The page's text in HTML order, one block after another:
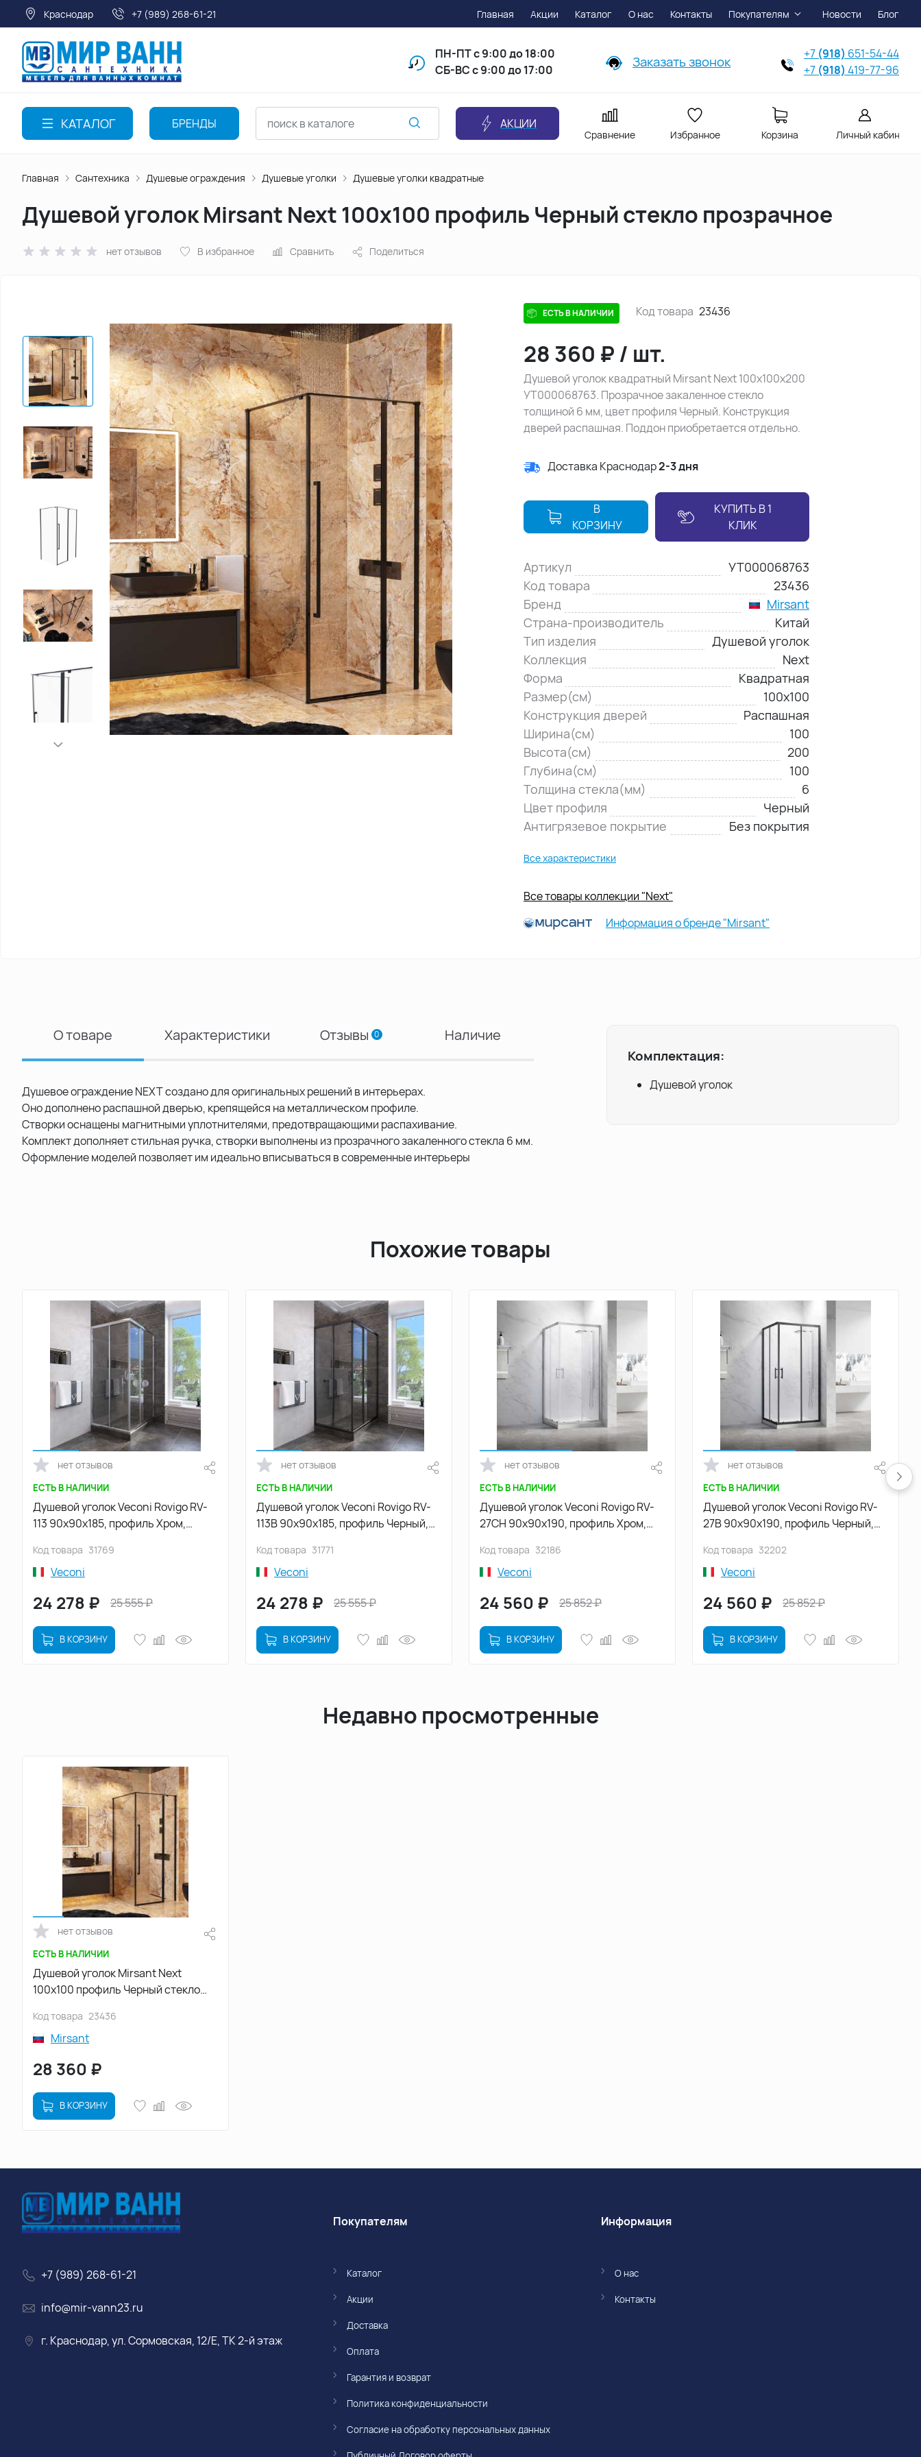
Краснодар +7 (989) 268-61-21 Главная Акции Каталог О нас Контакты Покупателям Новости Блог
ПН-ПТс 9:00 до 18:00
СБ-ВС с 9:00 до 17:00
Заказать звонок +7 (918) 651-54-44
+7 (918) 419-77-96
КАТАЛОГ БРЕНДЫ АКЦИИ
Сравнение Избранное Корзина Личный кабинет
Главная Сантехника Душевые ограждения Душевые уголки Душевые уголки квадратные
Душевой уголок Mirsant Next 100х100 профиль Черный стекло прозрачное
нет отзывов В избранное Сравнить Поделиться
ЕСТЬ В НАЛИЧИИ Код товара 23436
28 360 ₽ / шт.
Душевой уголок квадратный Mirsant Next 100х100х200
УТ000068763. Прозрачное закаленное стекло
толщиной 6 мм, цвет профиля Черный. Конструкция
дверей распашная. Поддон приобретается отдельно.
Доставка Краснодар2-3 дня
В
КОРЗИНУ
КУПИТЬ В 1
КЛИК
Артикул
УТ000068763
Код товара
23436
Бренд
Mirsant
Страна-производитель
Китай
Тип изделия
Душевой уголок
Коллекция
Next
Форма
Квадратная
Размер(см)
100х100
Конструкция дверей
Распашная
Ширина(см)
100
Высота(см)
200
Глубина(см)
100
Толщина стекла(мм)
6
Цвет профиля
Черный
Антигрязевое покрытие
Без покрытия
Все характеристики
Все товары коллекции "Next"
Информация о бренде "Mirsant"
О товаре Характеристики Отзывы 0 Наличие
Душевое ограждение NEXT создано для оригинальных решений в интерьерах.
Оно дополнено распашной дверью, крепящейся на металлическом профиле.
Створки оснащены магнитными уплотнителями, предотвращающими распахивание.
Комплект дополняет стильная ручка, створки выполнены из прозрачного закаленного стекла 6 мм.
Оформление моделей позволяет им идеально вписываться в современные интерьеры
Комплектация:
Душевой уголок
Похожие товары
нет отзывов
ЕСТЬ В НАЛИЧИИ
Душевой уголок Veconi Rovigo RV-
113 90х90х185, профиль Хром,
C4)
Код товара 31769
Veconi
24 278 ₽ 25 555₽
В КОРЗИНУ
нет отзывов
ЕСТЬ В НАЛИЧИИ
Душевой уголок Veconi Rovigo RV-
113B 90х90х185, профиль Черный,
C4)
Код товара 31771
Veconi
24 278 ₽ 25 555₽
В КОРЗИНУ
нет отзывов
ЕСТЬ В НАЛИЧИИ
Душевой уголок Veconi Rovigo RV-
27CH 90х90х190, профиль Хром,
01-C8)
Код товара 32186
Veconi
24 560 ₽ 25 852₽
В КОРЗИНУ
нет отзывов
ЕСТЬ В НАЛИЧИИ
Душевой уголок Veconi Rovigo RV-
27B 90х90х190, профиль Черный,
01-C8)
Код товара 32202
Veconi
24 560 ₽ 25 852₽
В КОРЗИНУ
Недавно просмотренные
нет отзывов
ЕСТЬ В НАЛИЧИИ
Душевой уголок Mirsant Next
100х100 профиль Черный стекло
Код товара 23436
Mirsant
28 360 ₽
В КОРЗИНУ
+7 (989) 268-61-21
info@mir-vann23.ru
г. Краснодар, ул. Сормовская, 12/Е, ТК 2-й этаж
Покупателям
Каталог
Акции
Доставка
Оплата
Гарантия и возврат
Политика конфиденциальности
Согласие на обработку персональных данных
Информация
О нас
Контакты